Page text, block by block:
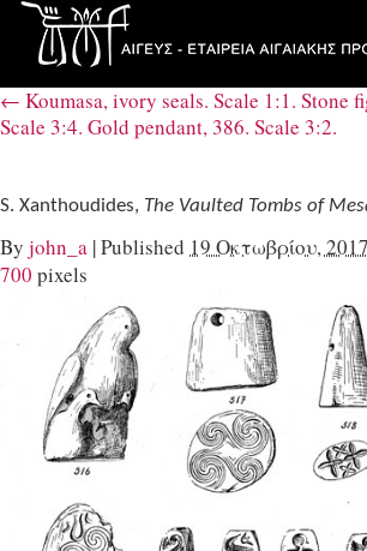
← Koumasa, ivory seals. Scale 1:1. Stone
Scale 3:4. Gold pendant, 386. Scale 3:2.
S. Xanthoudides, The Vaulted Tombs of
By john_a |Published 19 Οκτωβρίου, 2017
700 pixels